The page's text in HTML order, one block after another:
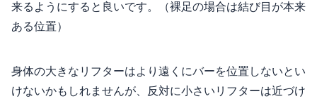
来るようにすると良いです。（裸足の場合は結び目が本来
ある位置）
身体の大きなリフターはより遠くにバーを位置しないとい
けないかもしれませんが、反対に小さいリフターは近づけ